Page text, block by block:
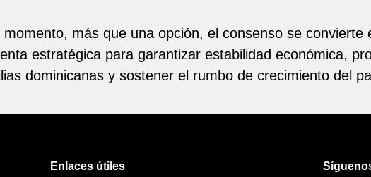
momento, más que una opción, el consenso se convierte
estratégica para garantizar estabilidad económica,
dominicanas y sostener el rumbo de crecimiento del
Enlaces útiles